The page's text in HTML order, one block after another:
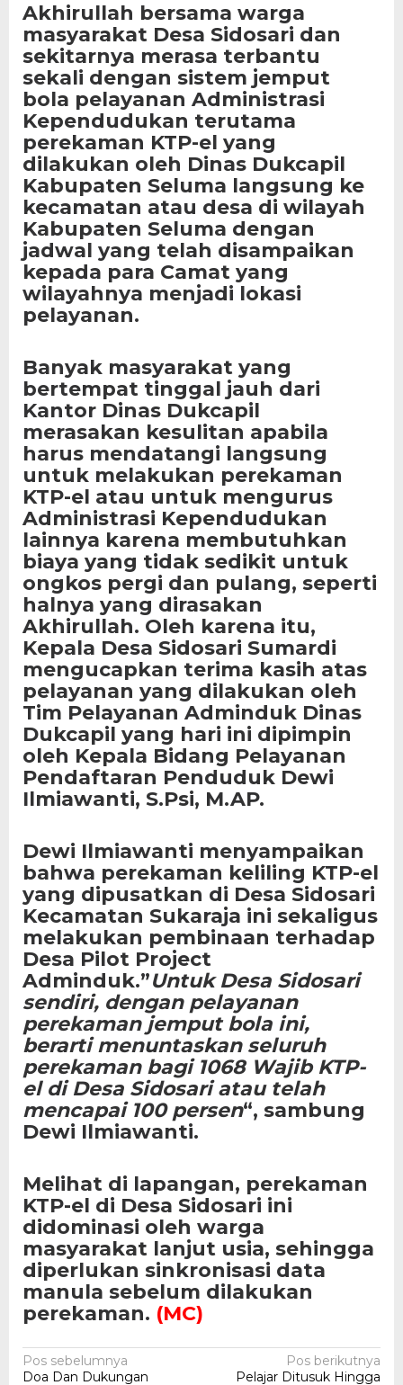
Akhirullah bersama warga
masyarakat Desa Sidosari dan
sekitarnya merasa terbantu
sekali dengan sistem jemput
bola pelayanan Administrasi
Kependudukan terutama
perekaman KTP-el yang
dilakukan oleh Dinas Dukcapil
Kabupaten Seluma langsung ke
kecamatan atau desa di wilayah
Kabupaten Seluma dengan
jadwal yang telah disampaikan
kepada para Camat yang
wilayahnya menjadi lokasi
pelayanan.
Banyak masyarakat yang
bertempat tinggal jauh dari
Kantor Dinas Dukcapil
merasakan kesulitan apabila
harus mendatangi langsung
untuk melakukan perekaman
KTP-el atau untuk mengurus
Administrasi Kependudukan
lainnya karena membutuhkan
biaya yang tidak sedikit untuk
ongkos pergi dan pulang, seperti
halnya yang dirasakan
Akhirullah. Oleh karena itu,
Kepala Desa Sidosari Sumardi
mengucapkan terima kasih atas
pelayanan yang dilakukan oleh
Tim Pelayanan Adminduk Dinas
Dukcapil yang hari ini dipimpin
oleh Kepala Bidang Pelayanan
Pendaftaran Penduduk Dewi
Ilmiawanti, S.Psi, M.AP.
Dewi Ilmiawanti menyampaikan
bahwa perekaman keliling KTP-el
yang dipusatkan di Desa Sidosari
Kecamatan Sukaraja ini sekaligus
melakukan pembinaan terhadap
Desa Pilot Project
Adminduk.”Untuk Desa Sidosari
sendiri, dengan pelayanan
perekaman jemput bola ini,
berarti menuntaskan seluruh
perekaman bagi 1068 Wajib KTP-
el di Desa Sidosari atau telah
mencapai 100 persen“, sambung
Dewi Ilmiawanti.
Melihat di lapangan, perekaman
KTP-el di Desa Sidosari ini
didominasi oleh warga
masyarakat lanjut usia, sehingga
diperlukan sinkronisasi data
manula sebelum dilakukan
perekaman. (MC)
Navigasi
Pos sebelumnya
Doa Dan Dukungan
Pos berikutnya
Pelajar Ditusuk Hingga